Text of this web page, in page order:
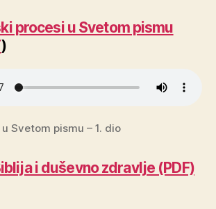
procesi u Svetom pismu
)
Svetom pismu – 1. dio
i duševno zdravlje (PDF)